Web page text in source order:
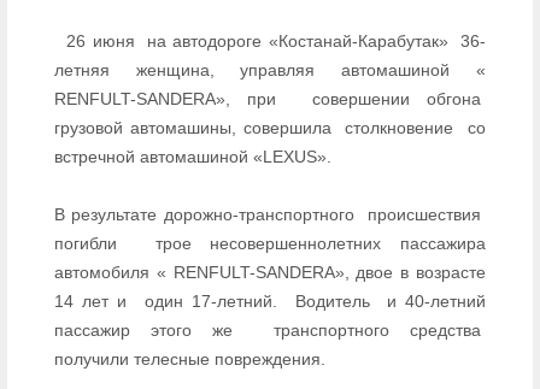
26 июня на автодороге «Костанай-Карабутак»
36-
летняя женщина, управляя автомашиной «
RENFULT-SANDERA», при
совершении обгона
грузовой автомашины, совершила
столкновение
со
встречной автомашиной «LEXUS».
В результате дорожно-транспортного
происшествия
погибли
трое несовершеннолетних пассажира
автомобиля « RENFULT-SANDERA», двое в возрасте
14 лет и
один 17-летний. Водитель
и 40-летний
пассажир этого же
транспортного средства
получили телесные повреждения.